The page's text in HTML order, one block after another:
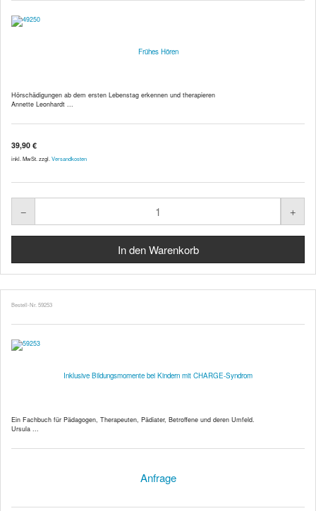
Frühes Hören
Hörschädigungen ab dem ersten Lebenstag erkennen und therapieren
Annette Leonhardt ...
39,90 €
inkl. MwSt. zzgl. Versandkosten
Bestell-Nr. 59253
Inklusive Bildungsmomente bei Kindern mit CHARGE-Syndrom
Ein Fachbuch für Pädagogen, Therapeuten, Pädiater, Betroffene und deren Umfeld.
Ursula ...
Anfrage